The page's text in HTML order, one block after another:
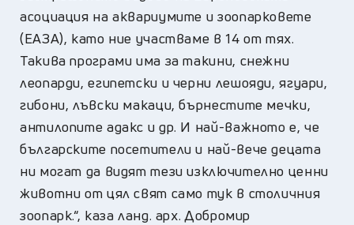
асоциация на аквариумите и зоопарковете
(ЕАЗА), като ние участваме в 14 от тях.
Такива програми има за такини, снежни
леопарди, египетски и черни лешояди, ягуари,
гибони, лъвски макаци, бърнестите мечки,
антилопите адакс и др. И най-важното е, че
българските посетители и най-вече децата
ни могат да видят тези изключително ценни
животни от цял свят само тук в столичния
зоопарк.“, каза ланд. арх. Добромир